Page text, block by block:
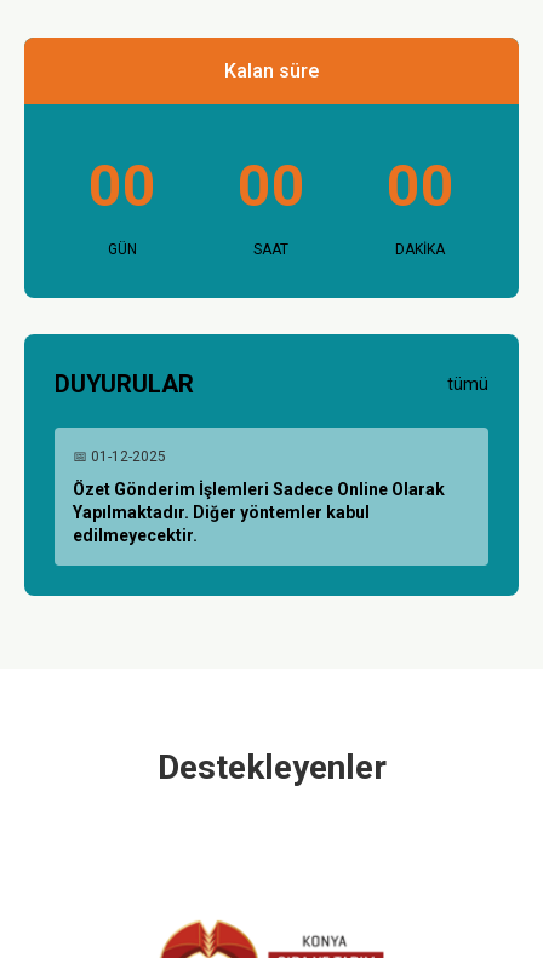
Kalan süre
00
GÜN
00
SAAT
00
DAKİKA
DUYURULAR tümü
📅 01-12-2025
Özet Gönderim İşlemleri Sadece Online Olarak
Yapılmaktadır. Diğer yöntemler kabul
edilmeyecektir.
Destekleyenler